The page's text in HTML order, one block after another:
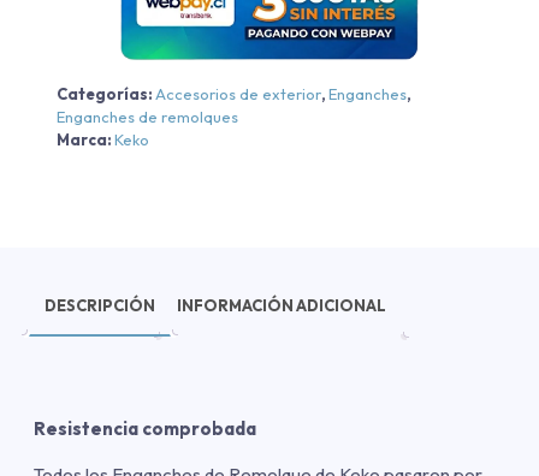
2022
cantidad
Categorías:Accesorios de exterior,Enganches,
Enganches de remolques
Marca:Keko
DESCRIPCIÓN INFORMACIÓN ADICIONAL
Resistencia comprobada